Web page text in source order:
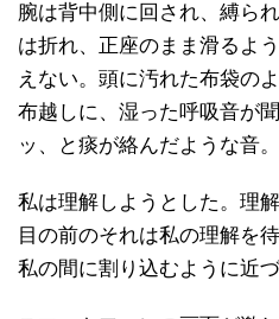
腕は背中側に回され、縛ら
は折れ、正座のまま滑るよ
えない。頭に汚れた布袋の
布越しに、湿った呼吸音が
ッ、と痰が絡んだような音。
私は理解しようとした。理
目の前のそれは私の理解を
私の間に割り込むように近づ